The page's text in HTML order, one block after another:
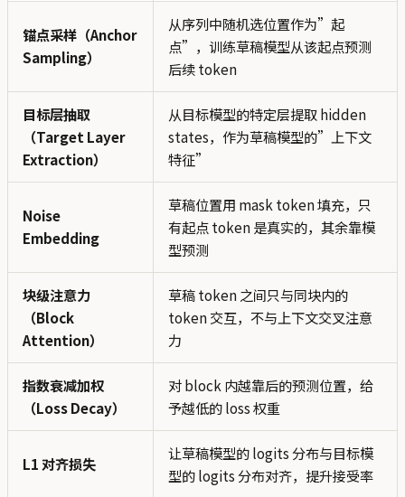
锚点采样（Anchor
Sampling）
从序列中随机选位置作为”起
点”，训练草稿模型从该起点预测
后续 token
目标层抽取
（Target Layer
Extraction）
从目标模型的特定层提取 hidden
states，作为草稿模型的”上下文
特征”
Noise
Embedding
草稿位置用 mask token 填充，只
有起点 token 是真实的，其余靠模
型预测
块级注意力
（Block
Attention）
草稿 token 之间只与同块内的
token 交互，不与上下文交叉注意
力
指数衰减加权
（Loss Decay）
对 block 内越靠后的预测位置，给
予越低的 loss 权重
L1 对齐损失
让草稿模型的 logits 分布与目标模
型的 logits 分布对齐，提升接受率